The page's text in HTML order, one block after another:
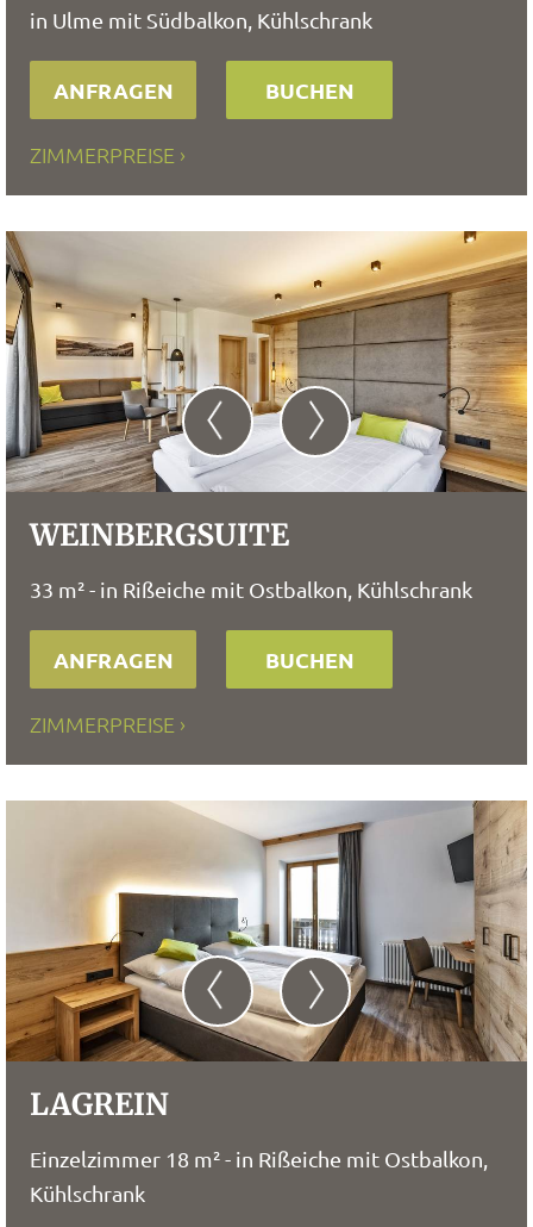
in Ulme mit Südbalkon, Kühlschrank
ANFRAGEN BUCHEN
ZIMMERPREISE
WEINBERGSUITE
33 m² - in Rißeiche mit Ostbalkon, Kühlschrank
ANFRAGEN BUCHEN
ZIMMERPREISE
LAGREIN
Einzelzimmer 18 m² - in Rißeiche mit Ostbalkon,
Kühlschrank